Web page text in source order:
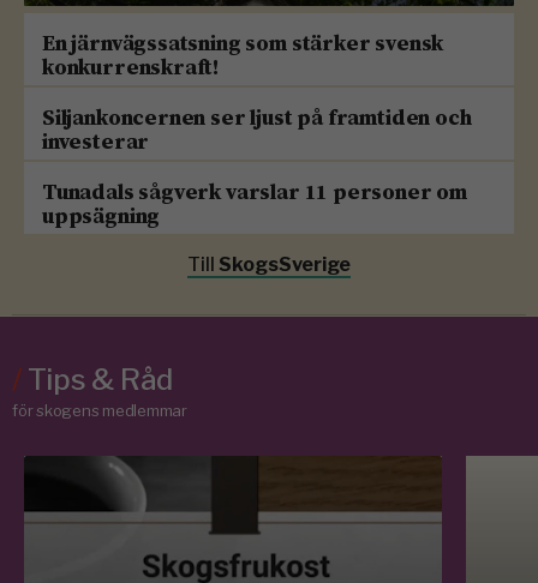
En järnvägssatsning som stärker svensk
konkurrenskraft!
Siljankoncernen ser ljust på framtiden och
investerar
Tunadals sågverk varslar 11 personer om
uppsägning
Till SkogsSverige
/Tips & Råd
för skogens medlemmar